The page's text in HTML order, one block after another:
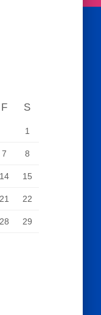
F S
1
7 8
14 15
21 22
28 29